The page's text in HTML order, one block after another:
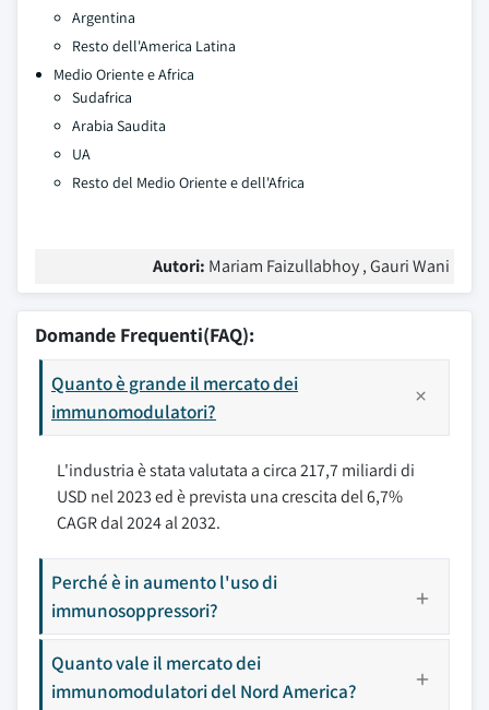
Argentina
Resto dell'America Latina
Medio Oriente e Africa
Sudafrica
Arabia Saudita
UA
Resto del Medio Oriente e dell'Africa
Autori: Mariam Faizullabhoy , Gauri Wani
Domande Frequenti(FAQ):
Quanto è grande il mercato dei
immunomodulatori?
L'industria è stata valutata a circa 217,7 miliardi di
USD nel 2023 ed è prevista una crescita del 6,7%
CAGR dal 2024 al 2032.
Perché è in aumento l'uso di
immunosoppressori?
Quanto vale il mercato dei
immunomodulatori del Nord America?